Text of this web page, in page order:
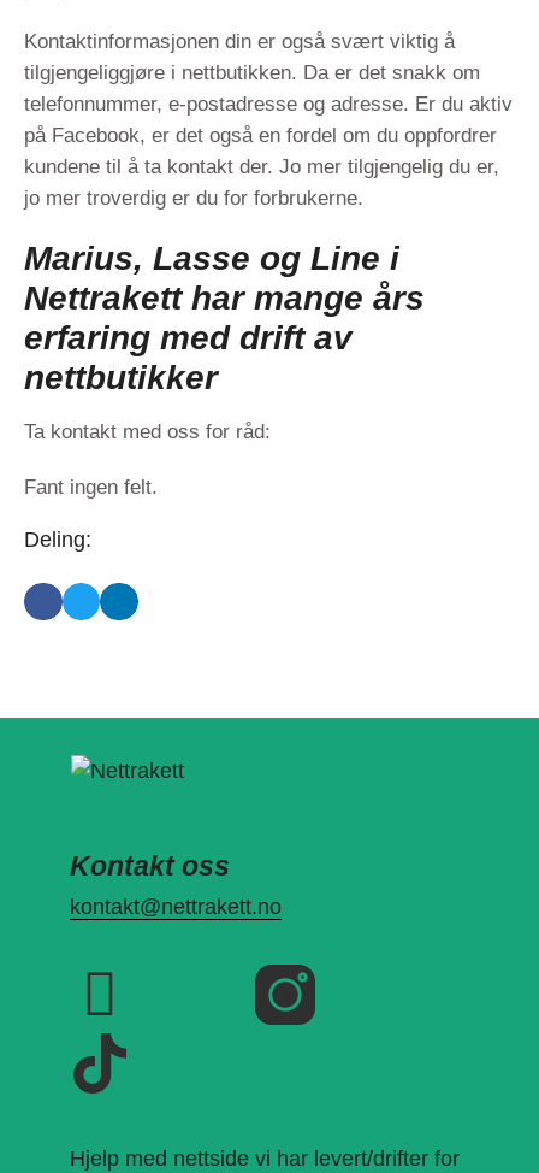
Kontaktinformasjonen din er også svært viktig å
tilgjengeliggjøre i nettbutikken. Da er det snakk om
telefonnummer, e-postadresse og adresse. Er du aktiv
på Facebook, er det også en fordel om du oppfordrer
kundene til å ta kontakt der. Jo mer tilgjengelig du er,
jo mer troverdig er du for forbrukerne.
Marius, Lasse og Line i
Nettrakett har mange års
erfaring med drift av
nettbutikker
Ta kontakt med oss for råd:
Fant ingen felt.
Deling:
Kontakt oss
kontakt@nettrakett.no
Hjelp med nettside vi har levert/drifter for